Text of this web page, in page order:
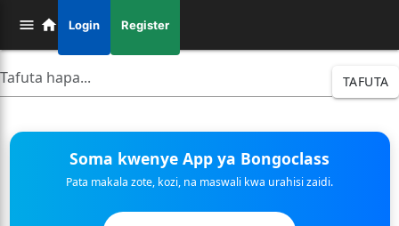
Login Register
TAFUTA
Soma kwenye App ya Bongoclass
Pata makala zote, kozi, na maswali kwa urahisi zaidi.